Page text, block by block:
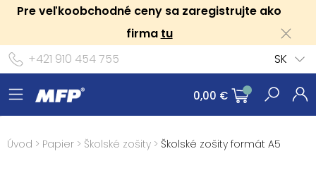
Pre veľkoobchodné ceny sa zaregistrujte ako
firma tu
+421 910 454 755
SK
0,00 €
Úvod > Papier > Školské zošity > Školské zošity formát A5